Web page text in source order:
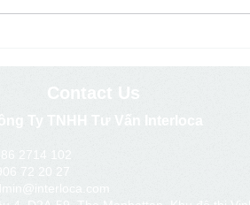
Contact Us
Ty TNHH Tư Vấn Interloca
2714 102
72 20 27